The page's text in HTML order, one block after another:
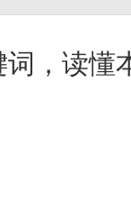
词，读懂